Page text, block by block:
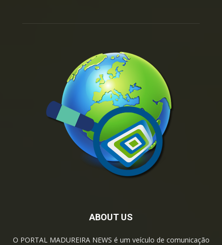
ABOUT US
O PORTAL MADUREIRA NEWS é um veículo de comunicação